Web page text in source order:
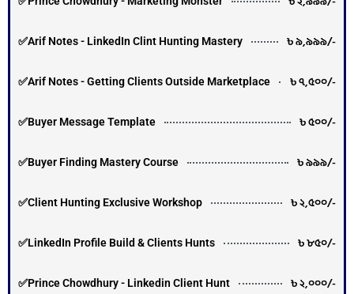
✅Arif Notes - LinkedIn Clint Hunting Mastery ৳ ৯,৯৯৯/-
✅Arif Notes - Getting Clients Outside Marketplace ৳ ৭,৫০০/-
✅Buyer Message Template ৳ ৫০০/-
✅Buyer Finding Mastery Course ৳ ৯৯৯/-
✅Client Hunting Exclusive Workshop ৳ ২,৫০০/-
✅LinkedIn Profile Build & Clients Hunts ৳ ৮৫০/-
✅Prince Chowdhury - Linkedin Client Hunt ৳ ২,০০০/-